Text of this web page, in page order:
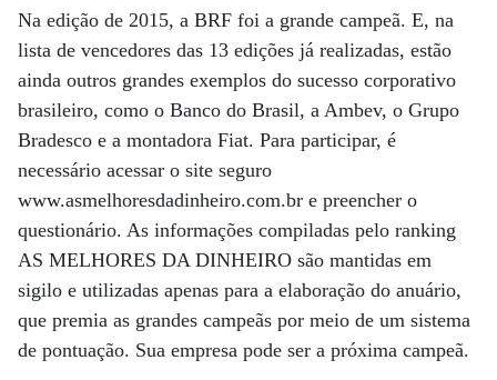
Na edição de 2015, a BRF foi a grande campeã. E, na
lista de vencedores das 13 edições já realizadas, estão
ainda outros grandes exemplos do sucesso corporativo
brasileiro, como o Banco do Brasil, a Ambev, o Grupo
Bradesco e a montadora Fiat. Para participar, é
necessário acessar o site seguro
www.asmelhoresdadinheiro.com.br e preencher o
questionário. As informações compiladas pelo ranking
AS MELHORES DA DINHEIRO são mantidas em
sigilo e utilizadas apenas para a elaboração do anuário,
que premia as grandes campeãs por meio de um sistema
de pontuação. Sua empresa pode ser a próxima campeã.